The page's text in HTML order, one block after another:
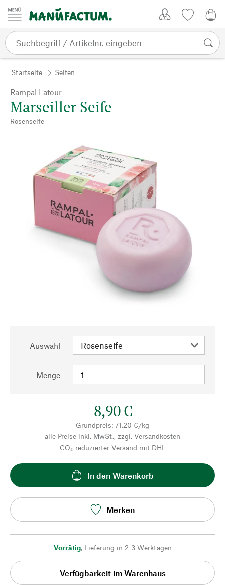
Zum Inhalt springen
Startseite Seifen
Rampal Latour
Marseiller Seife
Rosenseife
Auswahl
Menge
8,90 €
Grundpreis: 71,20 €/kg
alle Preise inkl. MwSt., zzgl. Versandkosten
CO₂-reduzierter Versand mit DHL
In den Warenkorb
Merken
Vorrätig, Lieferung in 2-3 Werktagen
Verfügbarkeit im Warenhaus